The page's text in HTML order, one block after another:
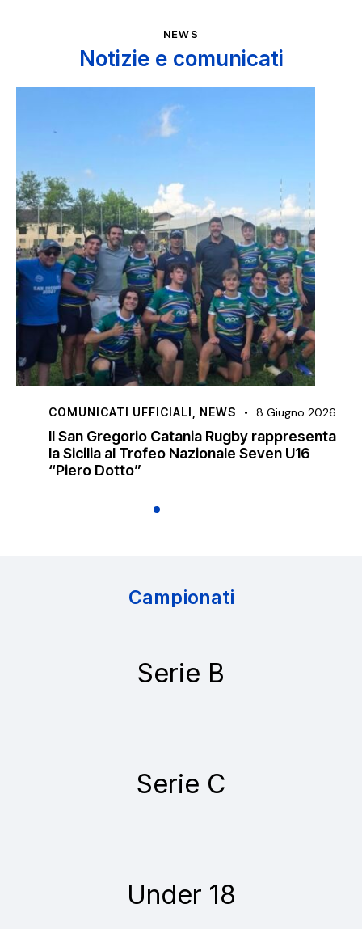
NEWS
Notizie e comunicati
NEWS 17 Maggio 2026
Risultati 17 Maggio | UNDER 18 Trofeo Finale
Area 5
Campionati
Serie B
Serie C
Under 18